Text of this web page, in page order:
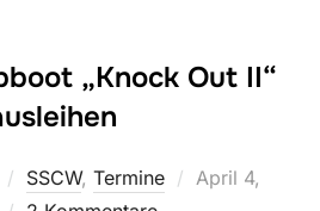
„Knock Out II“
SSCW, Termine
Veröffentlicht
April 4,